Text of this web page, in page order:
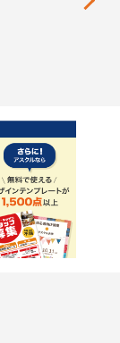
Next